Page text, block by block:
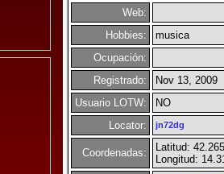
Web:
Hobbies:
musica
Ocupación:
Registrado:
Nov 13, 2009
Usuario LOTW:
NO
Locator:
jn72dg
Coordenadas:
Latitud:
Longitud: